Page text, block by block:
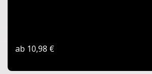
ab 10,98 €